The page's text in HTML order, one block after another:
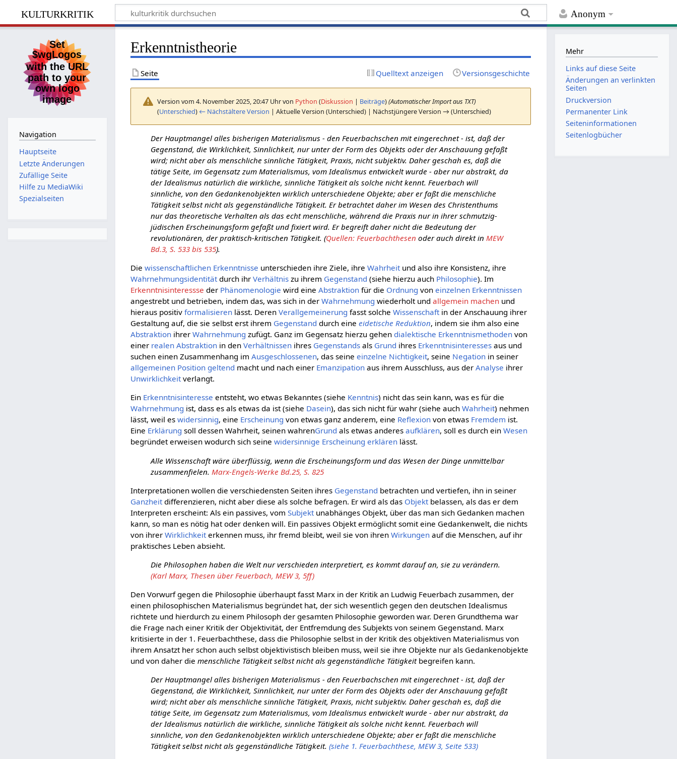
Anonym
kulturkritik
Erkenntnistheorie
Seite Quelltext anzeigen Versionsgeschichte
Version vom 4. November 2025, 20:47 Uhr von Python (Diskussion | Beiträge)(Automatischer Import aus TXT)
(Unterschied) ← Nächstältere Version | Aktuelle Version (Unterschied) | Nächstjüngere Version → (Unterschied)
Der Hauptmangel alles bisherigen Materialismus - den Feuerbachschen mit eingerechnet - ist, daß der
Gegenstand, die Wirklichkeit, Sinnlichkeit, nur unter der Form des Objekts oder der Anschauung gefaßt
wird; nicht aber als menschliche sinnliche Tätigkeit, Praxis, nicht subjektiv. Daher geschah es, daß die
tätige Seite, im Gegensatz zum Materialismus, vom Idealismus entwickelt wurde - aber nur abstrakt, da
der Idealismus natürlich die wirkliche, sinnliche Tätigkeit als solche nicht kennt. Feuerbach will
sinnliche, von den Gedankenobjekten wirklich unterschiedene Objekte; aber er faßt die menschliche
Tätigkeit selbst nicht als gegenständliche Tätigkeit. Er betrachtet daher im Wesen des Christenthums
nur das theoretische Verhalten als das echt menschliche, während die Praxis nur in ihrer schmutzig-
jüdischen Erscheinungsform gefaßt und fixiert wird. Er begreift daher nicht die Bedeutung der
revolutionären, der praktisch-kritischen Tätigkeit. (Quellen: Feuerbachthesen oder auch direkt in MEW
Bd.3, S. 533 bis 535).
Diewissenschaftlichen Erkenntnisse unterschieden ihre Ziele, ihreWahrheitund also ihre Konsistenz, ihre
Wahrnehmungsidentitätdurch ihrVerhältnis zu ihrem Gegenstand (siehe hierzu auch Philosophie). Im
Erkenntnisinteressse der Phänomenologie wird eineAbstraktion für die Ordnung voneinzelnen Erkenntnissen
angestrebt und betrieben, indem das, was sich in derWahrnehmung wiederholt undallgemein machen und
hieraus positivformalisieren lässt. DerenVerallgemeinerung fasst solcheWissenschaftin der Anschauung ihrer
Gestaltung auf, die sie selbst erst ihrem Gegenstand durch eineeidetische Reduktion, indem sie ihm also eine
Abstraktion ihrerWahrnehmung zufügt. Ganz im Gegensatz hierzu gehen dialektische Erkenntnismethoden von
einer realen Abstraktion in denVerhältnissen ihres Gegenstands als Grund ihres Erkenntnisinteresses aus und
suchen einen Zusammenhang imAusgeschlossenen, das seineeinzelne Nichtigkeit, seine Negation in seiner
allgemeinen Position geltend macht und nach einer Emanzipation aus ihrem Ausschluss, aus derAnalyse ihrer
Unwirklichkeitverlangt.
Ein Erkenntnisinteresse entsteht, wo etwas Bekanntes (siehe Kenntnis) nicht das sein kann, was es für die
Wahrnehmung ist, dass es als etwas da ist (siehe Dasein), das sich nicht für wahr (siehe auchWahrheit) nehmen
lässt, weil eswidersinnig, eine Erscheinung von etwas ganz anderem, eine Reflexion von etwas Fremdem ist.
Eine Erklärung soll dessen Wahrheit, seinen wahrenGrund als etwas anderesaufklären, soll es durch einWesen
begründet erweisen wodurch sich seinewidersinnige Erscheinung erklären lässt.
Alle Wissenschaft wäre überflüssig, wenn die Erscheinungsform und das Wesen der Dinge unmittelbar
zusammenfielen. Marx-Engels-Werke Bd.25, S. 825
Interpretationen wollen die verschiedensten Seiten ihres Gegenstand betrachten und vertiefen, ihn in seiner
Ganzheit differenzieren, nicht aber diese als solche befragen. Er wird als das Objekt belassen, als das er dem
Interpreten erscheint: Als ein passives, vomSubjekt unabhänges Objekt, über das man sich Gedanken machen
kann, so man es nötig hat oder denken will. Ein passives Objekt ermöglicht somit eine Gedankenwelt, die nichts
von ihrerWirklichkeit erkennen muss, ihr fremd bleibt, weil sie von ihrenWirkungen auf die Menschen, auf ihr
praktisches Leben absieht.
Die Philosophen haben die Welt nur verschieden interpretiert, es kommt darauf an, sie zu verändern.
(Karl Marx, Thesen über Feuerbach, MEW 3, 5ff)
Den Vorwurf gegen die Philosophie überhaupt fasst Marx in der Kritik an Ludwig Feuerbach zusammen, der
einen philosophischen Materialismus begründet hat, der sich wesentlich gegen den deutschen Idealismus
richtete und hierdurch zu einem Philosoph der gesamten Philosophie geworden war. Deren Grundthema war
die Frage nach einer Kritik der Objektivität, der Entfremdung des Subjekts von seinem Gegenstand. Marx
kritisierte in der 1. Feuerbachthese, dass die Philosophie selbst in der Kritik des objektiven Materialismus von
ihrem Ansatzt her schon auch selbst objektivistisch bleiben muss, weil sie ihre Objekte nur als Gedankenobjekte
und von daher diemenschliche Tätigkeit selbst nicht als gegenständliche Tätigkeitbegreifen kann.
Der Hauptmangel alles bisherigen Materialismus - den Feuerbachschen mit eingerechnet - ist, daß der
Gegenstand, die Wirklichkeit, Sinnlichkeit, nur unter der Form des Objekts oder der Anschauung gefaßt
wird; nicht aber als menschliche sinnliche Tätigkeit, Praxis, nicht subjektiv. Daher geschah es, daß die
tätige Seite, im Gegensatz zum Materialismus, vom Idealismus entwickelt wurde - aber nur abstrakt, da
der Idealismus natürlich die wirkliche, sinnliche Tätigkeit als solche nicht kennt. Feuerbach will
sinnliche, von den Gedankenobjekten wirklich unterschiedene Objekte; aber er faßt die menschliche
Tätigkeit selbst nicht als gegenständliche Tätigkeit.(siehe 1. Feuerbachthese, MEW 3, Seite 533)
Navigation
Hauptseite
Letzte Änderungen
Zufällige Seite
Hilfe zu MediaWiki
Spezialseiten
Mehr
Links auf diese Seite
Änderungen an verlinkten
Seiten
Druckversion
Permanenter Link
Seiten­­informationen
Seitenlogbücher